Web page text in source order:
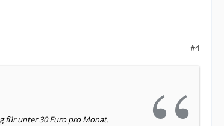
#4
für unter 30 Euro pro Monat.